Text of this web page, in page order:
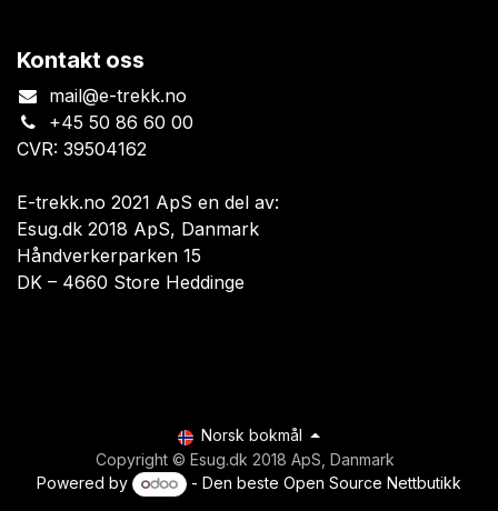
Kontakt oss
mail@e-trekk.no
+45 50 86 60 00
CVR: 39504162
E-trekk.no 2021 ApS en del av:
Esug.dk 2018 ApS, Danmark
Håndverkerparken 15
DK – 4660 Store Heddinge
Copyright © Esug.dk 2018 ApS, Danmark
Norsk bokmål
Powered by - Den beste Open Source Nettbutikk